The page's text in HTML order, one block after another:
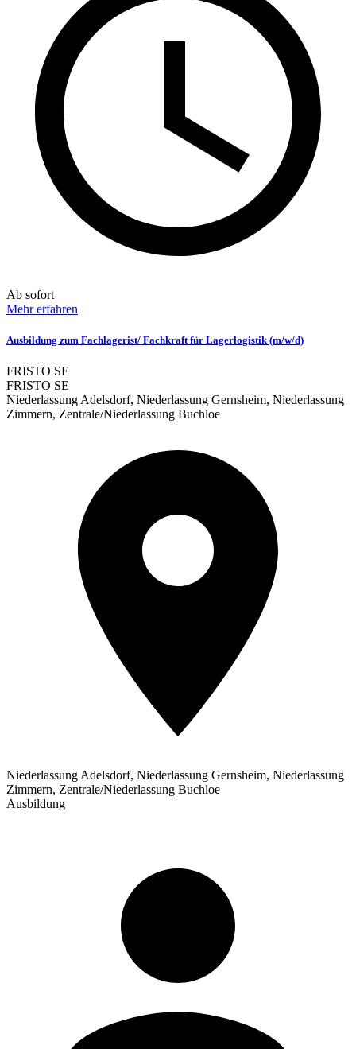
Ab sofort
Mehr erfahren
Ausbildung zum Fachlagerist/ Fachkraft für Lagerlogistik (m/w/d)
FRISTO SE
FRISTO SE
Niederlassung Adelsdorf, Niederlassung Gernsheim, Niederlassung
Zimmern, Zentrale/Niederlassung Buchloe
Niederlassung Adelsdorf, Niederlassung Gernsheim, Niederlassung
Zimmern, Zentrale/Niederlassung Buchloe
Ausbildung